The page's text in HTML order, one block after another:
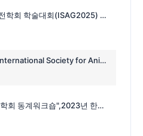
[재공고]2025 세계동물유전학회 학술대회(ISAG2025) 행사 기획 및 운영 대행 용역 제안요청서
세계동물유전학회(ISAG, International Society for Animal Genetics Conference) 최초 한국 유치 확정
2023년 한국동물유전육종학회 동계워크숍",2023년 한국동물유전육종학회 동계워크숍